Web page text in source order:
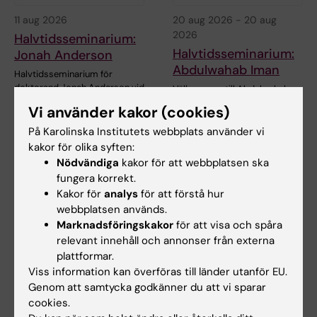
11 aug 2026
Halvtidsseminarium:
Jonah Anderson
Halvtidsseminarium för
doktorand Jonah Anderson vid
20 aug 2026 - 20 aug
2026
Halvtidsseminarium:
Abdulwahab Iman
Välkommen till Abdulwahab
Titel…
27 aug 2026-27 aug 2026
Halvtidsseminarium:
Franziska Steffens
27 aug 2026
Halvtidsseminarium:
Emily Benér
Vi använder kakor (cookies)
På Karolinska Institutets webbplats använder vi
kakor för olika syften:
Nödvändiga kakor för att webbplatsen ska
fungera korrekt.
Kakor för analys för att förstå hur
webbplatsen används.
Marknadsföringskakor för att visa och spåra
relevant innehåll och annonser från externa
plattformar.
Viss information kan överföras till länder utanför EU.
Genom att samtycka godkänner du att vi sparar
cookies.